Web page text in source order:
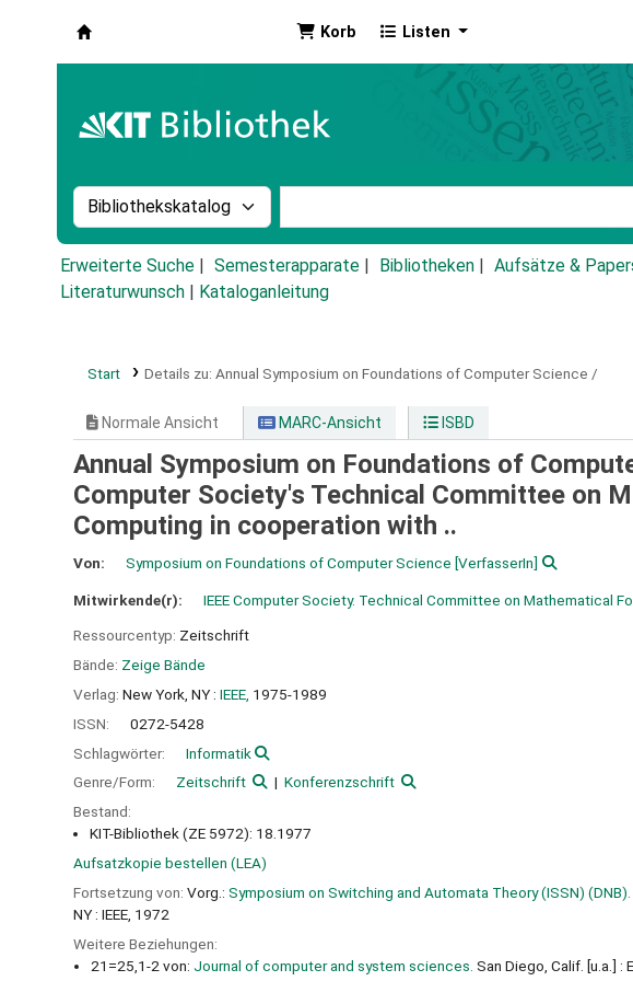
Korb Listen
Suche im Katalog nach:
Erweiterte Suche Semesterapparate Bibliotheken Aufsätze &
Literaturwunsch
Kataloganleitung
Start Details zu: Annual Symposium on Foundations of Computer Science /
Normale Ansicht MARC-Ansicht ISBD
Annual Symposium on Foundations of
Computer Society's Technical Committee on
Computing in cooperation with ..
Von: Symposium on Foundations of Computer Science [VerfasserIn]
Mitwirkende(r): IEEE Computer Society. Technical Committee on Mathematical
Ressourcentyp: Zeitschrift
Bände: Zeige Bände
Verlag: New York, NY : IEEE, 1975-1989
ISSN:
0272-5428
Schlagwörter:
Informatik
Genre/Form:
Zeitschrift
Konferenzschrift
Bestand:
KIT-Bibliothek (ZE 5972): 18.1977
Aufsatzkopie bestellen (LEA)
Fortsetzung von: Vorg.: Symposium on Switching and Automata Theory (ISSN)
NY : IEEE, 1972
Weitere Beziehungen:
21=25,1-2 von: Journal of computer and system sciences. San Diego, Calif. [u.a.] :